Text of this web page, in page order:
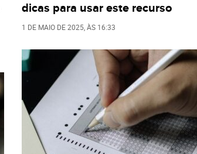
dicas para usar este recurso
1 DE MAIO DE 2025 , ÀS 16:33